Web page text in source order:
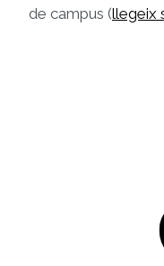
de campus (llegeix